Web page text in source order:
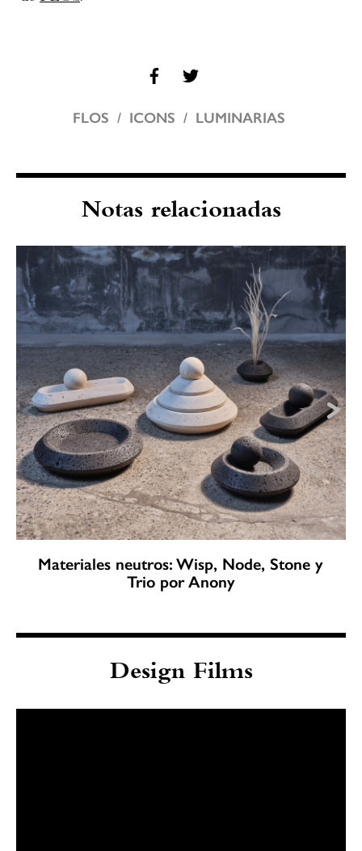
FLOS ICONS LUMINARIAS
Notas relacionadas
Materiales neutros: Wisp, Node, Stone y
Trio por Anony
Design Films